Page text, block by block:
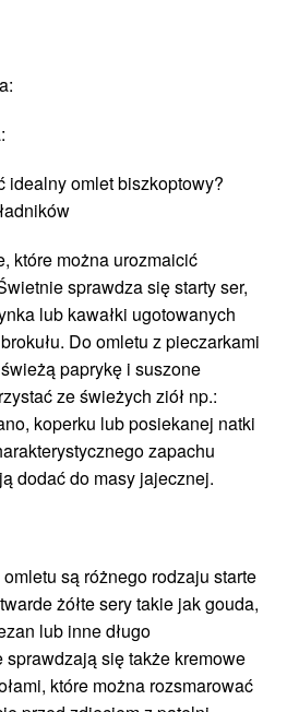
idealny omlet biszkoptowy?
które można urozmaicić
sprawdza się starty ser,
lub kawałki ugotowanych
Do omletu z pieczarkami
paprykę i suszone
ze świeżych ziół np.:
koperku lub posiekanej natki
zapachu
dodać do masy jajecznej.
są różnego rodzaju starte
żółte sery takie jak gouda,
lub inne długo
się także kremowe
które można rozsmarować